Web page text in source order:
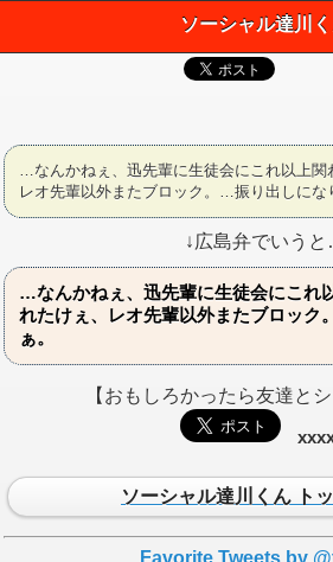
ソーシャル達川
…なんかねぇ、迅先輩に生徒会にこれ以上関
レオ先輩以外またブロック。…振り出しにな
↓広島弁でいう
…なんかねぇ、迅先輩に生徒会にこれ
れたけぇ、レオ先輩以外またブロック
ぁ。
【おもしろかったら友達と
ソーシャル達川くん ト